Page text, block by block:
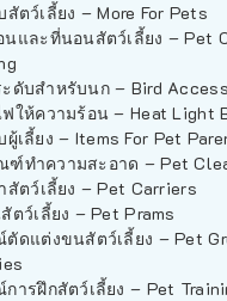
ตว์เลี้ยง – More For Pets
และที่นอนสัตว์เลี้ยง – Pet
ดับสำหรับนก – Bird
ให้ความร้อน – Heat Light
เลี้ยง – Items For Pet
ฑ์ทำความสะอาด – Pet
สัตว์เลี้ยง – Pet Carriers
ตว์เลี้ยง – Pet Prams
ดแต่งขนสัตว์เลี้ยง – Pet
ารฝึกสัตว์เลี้ยง – Pet